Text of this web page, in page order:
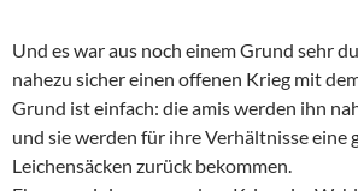
Und es war aus noch einem Grund sehr
nahezu sicher einen offenen Krieg mit
Grund ist einfach: die amis werden ihn
und sie werden für ihre Verhältnisse eine
Leichensäcken zurück bekommen.